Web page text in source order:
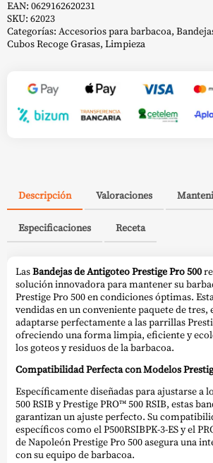
EAN: 0629162620231
SKU: 62023
Categorías: Accesorios para barbacoa,
Cubos Recoge Grasas, Limpieza
Descripción Valoraciones
Especificaciones Receta
LasBandejas de Antigoteo Prestige Pro 500
solución innovadora para mantener su
Prestige Pro 500 en condiciones óptimas.
vendidas en un conveniente paquete de tres,
adaptarse perfectamente a las parrillas
ofreciendo una forma limpia, eficiente y
los goteos y residuos de la barbacoa.
Compatibilidad Perfecta con Modelos
Específicamente diseñadas para ajustarse a
500 RSIB y Prestige PRO™ 500 RSIB, estas
garantizan un ajuste perfecto. Su
específicos como el P500RSIBPK-3-ES y el
de Napoleón Prestige Pro 500 asegura una
con su equipo de barbacoa.